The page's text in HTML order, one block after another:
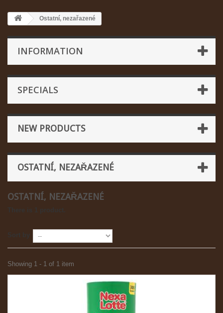
Ostatní, nezařazené
INFORMATION
SPECIALS
NEW PRODUCTS
OSTATNÍ, NEZAŘAZENÉ
OSTATNÍ, NEZAŘAZENÉ
Sort by
Showing 1 - 1 of 1 item